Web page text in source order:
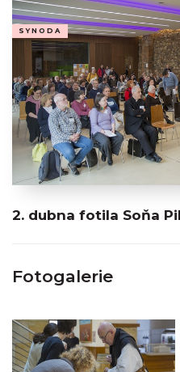
SYNODA
2. dubna fotila Soňa
Fotogalerie